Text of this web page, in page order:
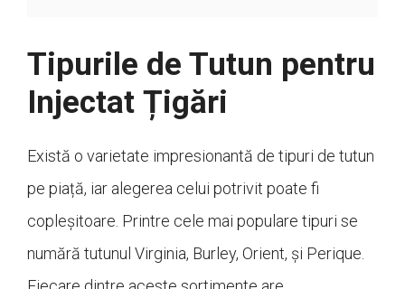
Tipurile de Tutun pentru
Injectat Țigări
Există o varietate impresionantă de tipuri de tutun
pe piață, iar alegerea celui potrivit poate fi
copleșitoare. Printre cele mai populare tipuri se
numără tutunul Virginia, Burley, Orient, și Perique.